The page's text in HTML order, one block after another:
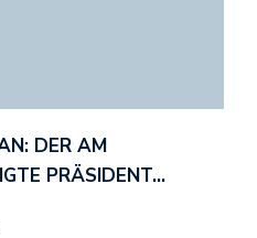
DER AM
PRÄSIDENT…